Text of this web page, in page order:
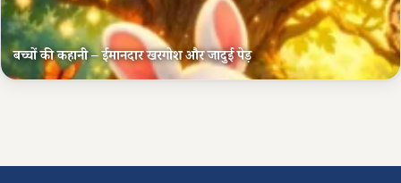
बच्चों की कहानी – ईमानदार खरगोश और जादुई पेड़